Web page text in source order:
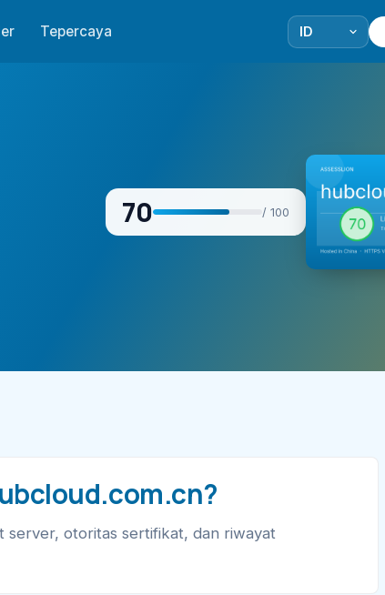
Tepercaya
70 / 100
server, otoritas sertifikat, dan riwayat